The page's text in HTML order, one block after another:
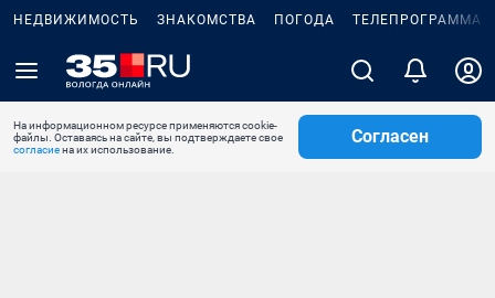
НЕДВИЖИМОСТЬ ЗНАКОМСТВА ПОГОДА ТЕЛЕПРОГРАММА
На информационном ресурсе применяются cookie-
файлы. Оставаясь на сайте, вы подтверждаете свое
согласиена их использование.
Согласен